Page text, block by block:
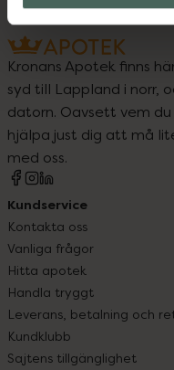
Kronans Apotek finns
syd till Lappland i norr,
datorn. Oavsett vem
hjälpa just dig att må
med oss.
Kundservice
Kontakta oss
Vanliga frågor
Hitta apotek
Handla tryggt
Leverans, betalning och
Kundklubb
Sajtens tillgänglighet